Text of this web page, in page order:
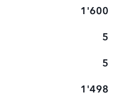
1'600
5
5
1'498